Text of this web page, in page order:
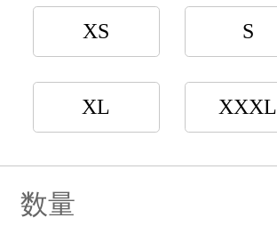
XS S
XL XXXL
数量